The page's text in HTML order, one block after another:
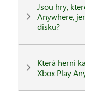
Jsou hry,
Anywhere,
disku?
Která herní
Xbox Play